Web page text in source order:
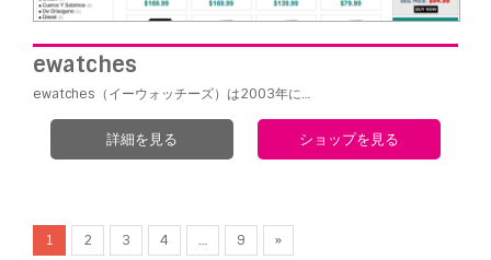
ewatches
ewatches（イーウォッチーズ）は2003年に…
詳細を見る ショップを見る
1 2 3 4 … 9 »